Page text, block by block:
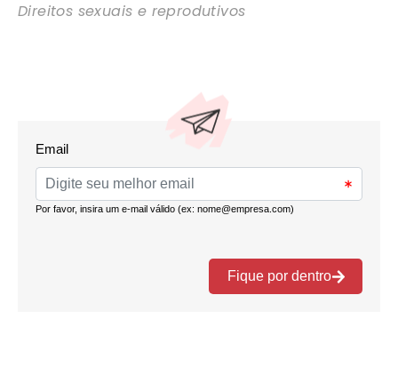
Direitos sexuais e reprodutivos